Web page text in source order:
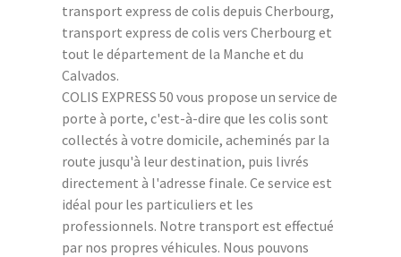
transport express de colis depuis Cherbourg,
transport express de colis vers Cherbourg et
tout le département de la Manche et du
Calvados.
COLIS EXPRESS 50 vous propose un service de
porte à porte, c'est-à-dire que les colis sont
collectés à votre domicile, acheminés par la
route jusqu'à leur destination, puis livrés
directement à l'adresse finale. Ce service est
idéal pour les particuliers et les
professionnels. Notre transport est effectué
par nos propres véhicules. Nous pouvons